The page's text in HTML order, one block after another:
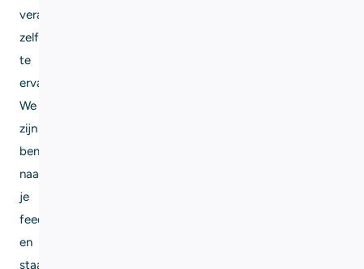
veranderingen
zelf
te
ervaren.
We
zijn
benieuwd
naar
je
feedback
en
staan